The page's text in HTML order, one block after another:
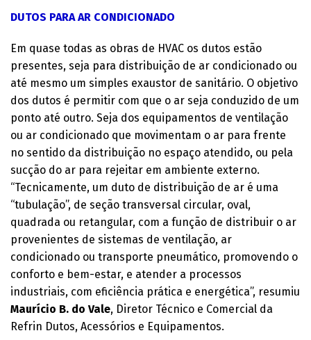
DUTOS PARA AR CONDICIONADO
Em quase todas as obras de HVAC os dutos estão
presentes, seja para distribuição de ar condicionado ou
até mesmo um simples exaustor de sanitário. O objetivo
dos dutos é permitir com que o ar seja conduzido de um
ponto até outro. Seja dos equipamentos de ventilação
ou ar condicionado que movimentam o ar para frente
no sentido da distribuição no espaço atendido, ou pela
sucção do ar para rejeitar em ambiente externo.
“Tecnicamente, um duto de distribuição de ar é uma
“tubulação”, de seção transversal circular, oval,
quadrada ou retangular, com a função de distribuir o ar
provenientes de sistemas de ventilação, ar
condicionado ou transporte pneumático, promovendo o
conforto e bem-estar, e atender a processos
industriais, com eficiência prática e energética”, resumiu
Maurício B. do Vale, Diretor Técnico e Comercial da
Refrin Dutos, Acessórios e Equipamentos.